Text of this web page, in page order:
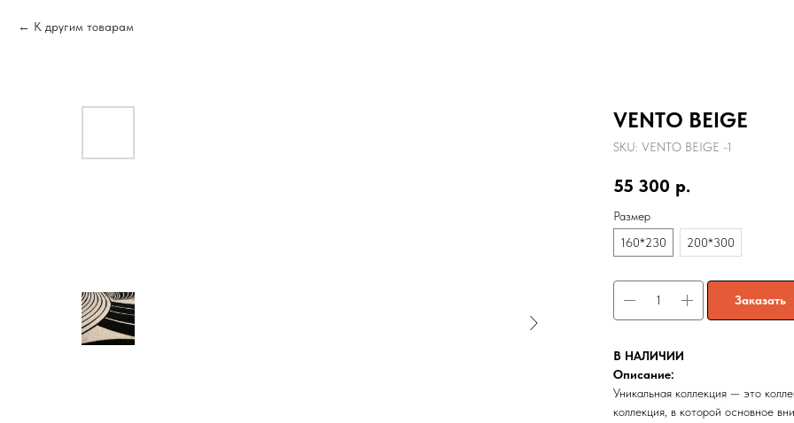
К другим товарам
VENTO BEIGE
SKU: VENTO BEIGE -1
55 300 р.
Размер
160*230
200*300
Заказать
В НАЛИЧИИ
Описание:
Уникальная коллекция — это
коллекция, в которой основное